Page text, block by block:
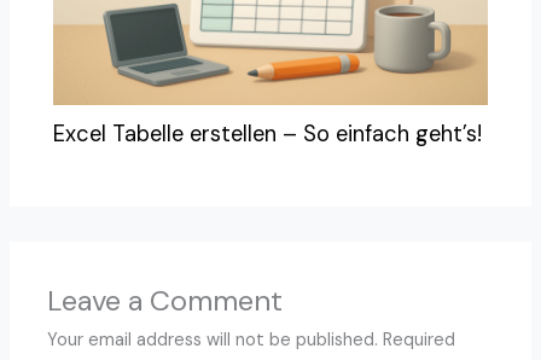
Excel Tabelle erstellen – So einfach geht’s!
Leave a Comment
Your email address will not be published. Required